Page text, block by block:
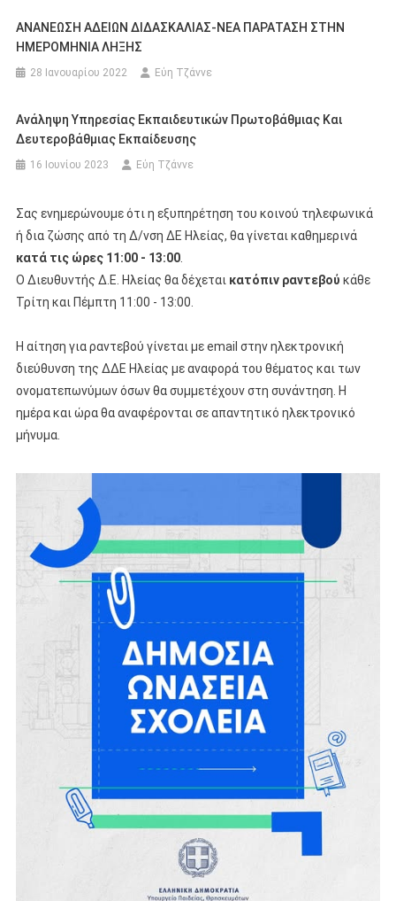
ΑΝΑΝΕΩΣΗ ΑΔΕΙΩΝ ΔΙΔΑΣΚΑΛΙΑΣ-ΝΕΑ ΠΑΡΑΤΑΣΗ ΣΤΗΝ
ΗΜΕΡΟΜΗΝΙΑ ΛΗΞΗΣ
28 Ιανουαρίου 2022 Εύη Τζάννε
Ανάληψη Υπηρεσίας Εκπαιδευτικών Πρωτοβάθμιας Και
Δευτεροβάθμιας Εκπαίδευσης
16 Ιουνίου 2023 Εύη Τζάννε
Σας ενημερώνουμε ότι η εξυπηρέτηση του κοινού τηλεφωνικά
ή δια ζώσης από τη Δ/νση ΔΕ Ηλείας, θα γίνεται καθημερινά
κατά τις ώρες 11:00 - 13:00.
Ο Διευθυντής Δ.Ε. Ηλείας θα δέχεται κατόπιν ραντεβού κάθε
Τρίτη και Πέμπτη 11:00 - 13:00.
Η αίτηση για ραντεβού γίνεται με email στην ηλεκτρονική
διεύθυνση της ΔΔΕ Ηλείας με αναφορά του θέματος και των
ονοματεπωνύμων όσων θα συμμετέχουν στη συνάντηση. Η
ημέρα και ώρα θα αναφέρονται σε απαντητικό ηλεκτρονικό
μήνυμα.